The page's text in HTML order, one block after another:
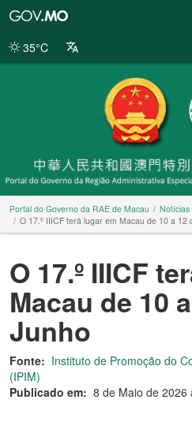
da
35°C
Portal do Governo da RAE de Macau
Notícias
O 17.º IIICF terá lugar em Macau de 10 a 12
O 17.º IIICF
Macau de 10
Junho
Fonte: Instituto de Promoção do
(IPIM)
Publicado em: 8 de Maio de 2026